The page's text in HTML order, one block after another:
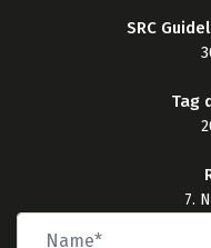
SRC
Tag
7.